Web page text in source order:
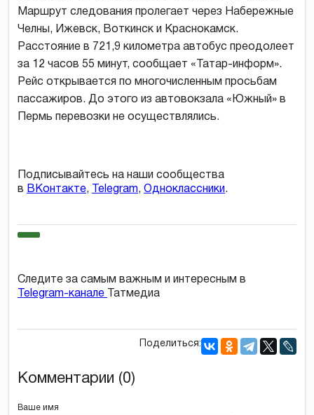
Маршрут следования пролегает через Набережные
Челны, Ижевск, Воткинск и Краснокамск.
Расстояние в 721,9 километра автобус преодолеет
за 12 часов 55 минут, сообщает «Татар-информ».
Рейс открывается по многочисленным просьбам
пассажиров. До этого из автовокзала «Южный» в
Пермь перевозки не осуществлялись.
Подписывайтесь на наши сообщества
в ВКонтакте, Telegram, Одноклассники.
Следите за самым важным и интересным в
Telegram-канале
Татмедиа
Поделиться:
Комментарии (0)
Ваше имя